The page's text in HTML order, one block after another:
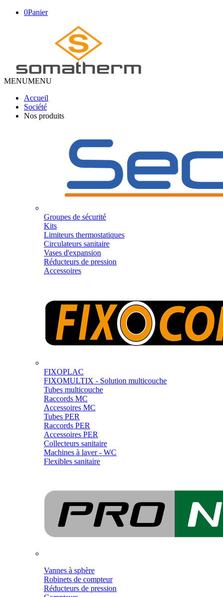
0Panier
MENUMENU
Accueil
Société
Nos produits
Groupes de sécurité
Kits
Limiteurs thermostatiques
Circulateurs sanitaire
Vases d'expansion
Réducteurs de pression
Accessoires
FIXOPLAC
FIXOMULTIX - Solution multicouche
Tubes multicouche
Raccords MC
Accessoires MC
Tubes PER
Raccords PER
Accessoires PER
Collecteurs sanitaire
Machines à laver - WC
Flexibles sanitaire
Vannes à sphère
Robinets de compteur
Réducteurs de pression